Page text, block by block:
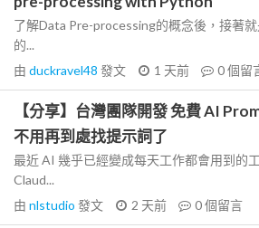
了解Data Pre-processing的概念後，接著
的...
由 duckravel48 發文 1 天前 0個留
【分享】台灣團隊開發 免費 AI
不用再到處找提示詞了
最近 AI 幾乎已經變成每天工作都會用到的
Claud...
由 nlstudio 發文 2 天前 0個留言